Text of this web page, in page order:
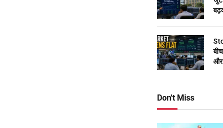
और
Don't Miss